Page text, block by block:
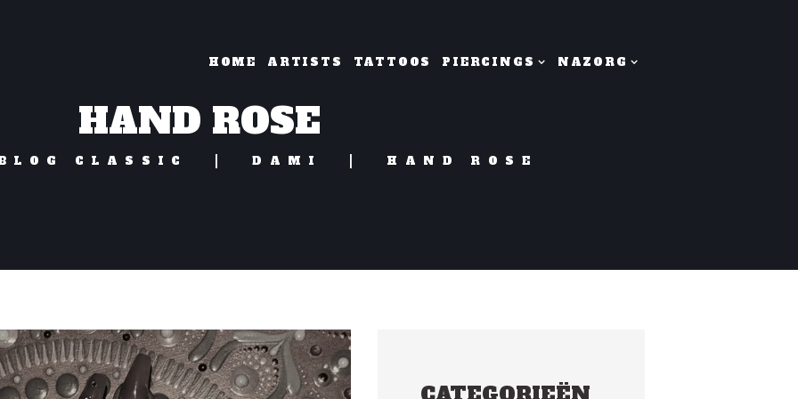
HOME ARTISTS TATTOOS PIERCINGS NAZORG
HAND ROSE
CLASSIC DAMI HAND ROSE